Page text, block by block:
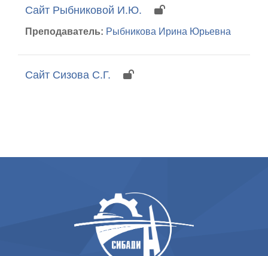
Сайт Рыбниковой И.Ю.
Преподаватель: Рыбникова Ирина Юрьевна
Сайт Сизова С.Г.